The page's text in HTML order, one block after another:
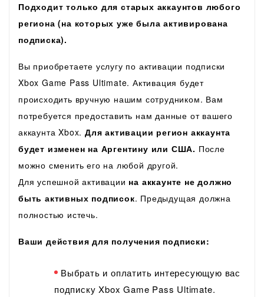
Подходит только для старых аккаунтов любого
региона(на которых уже была активирована
подписка).
Вы приобретаете услугу по активации подписки
Xbox Game Pass Ultimate. Активация будет
происходить вручную нашим сотрудником. Вам
потребуется предоставить нам данные от вашего
аккаунта Xbox. Для активации регион аккаунта
будет изменен на Аргентину или США. После
можно сменить его на любой другой.
Для успешной активации на аккаунте не должно
быть активных подписок. Предыдущая должна
полностью истечь.
Ваши действия для получения подписки:
Выбрать и оплатить интересующую вас
подписку Xbox Game Pass Ultimate.